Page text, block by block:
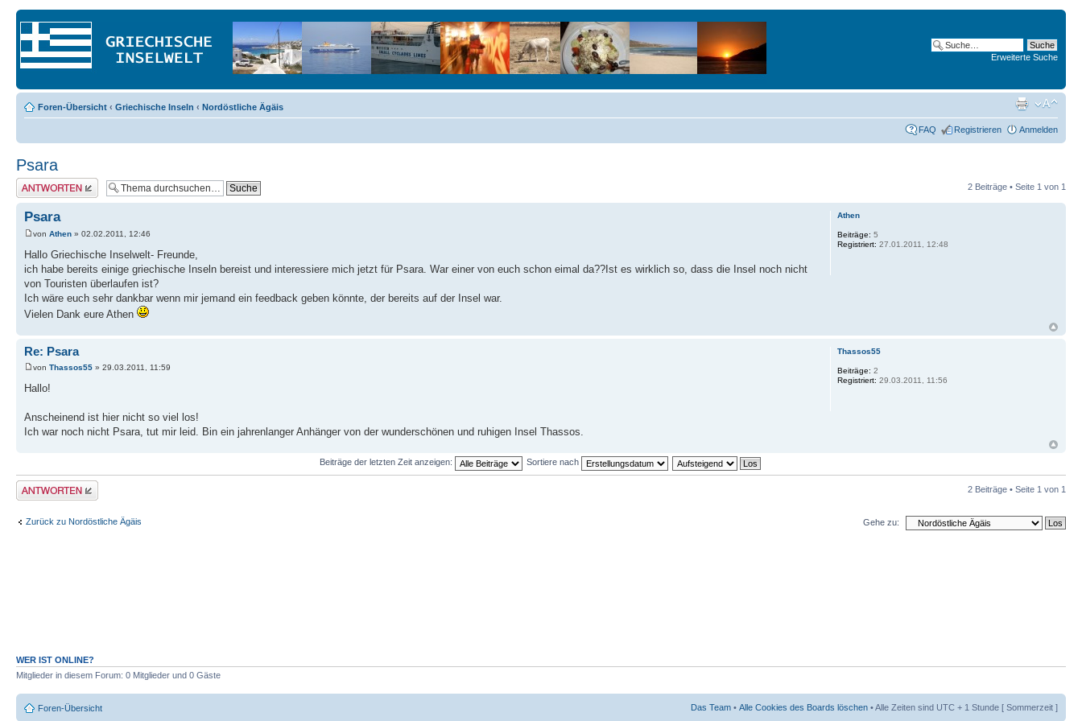
Erweiterte Suche
Foren-Übersicht ‹ Griechische Inseln ‹ Nordöstliche Ägäis
FAQ Registrieren Anmelden
Psara
Antwort erstellen 2 Beiträge • Seite 1 von 1
Psara
von Athen » 02.02.2011, 12:46
Hallo Griechische Inselwelt- Freunde,
ich habe bereits einige griechische Inseln bereist und interessiere mich jetzt für Psara. War einer von euch schon eimal da??Ist es wirklich so, dass die Insel noch nicht
von Touristen überlaufen ist?
Ich wäre euch sehr dankbar wenn mir jemand ein feedback geben könnte, der bereits auf der Insel war.
Vielen Dank eure Athen
Athen
Beiträge: 5
Registriert: 27.01.2011, 12:48
Re: Psara
von Thassos55 » 29.03.2011, 11:59
Hallo!
Anscheinend ist hier nicht so viel los!
Ich war noch nicht Psara, tut mir leid. Bin ein jahrenlanger Anhänger von der wunderschönen und ruhigen Insel Thassos.
Thassos55
Beiträge: 2
Registriert: 29.03.2011, 11:56
Beiträge der letzten Zeit anzeigen: Sortiere nach
Antwort erstellen 2 Beiträge • Seite 1 von 1
Zurück zu Nordöstliche Ägäis Gehe zu:
WER IST ONLINE?
Mitglieder in diesem Forum: 0 Mitglieder und 0 Gäste
Foren-Übersicht Das Team • Alle Cookies des Boards löschen • Alle Zeiten sind UTC + 1 Stunde [ Sommerzeit ]